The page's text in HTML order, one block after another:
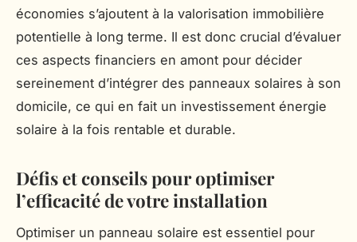
économies s’ajoutent à la valorisation immobilière
potentielle à long terme. Il est donc crucial d’évaluer
ces aspects financiers en amont pour décider
sereinement d’intégrer des panneaux solaires à son
domicile, ce qui en fait un investissement énergie
solaire à la fois rentable et durable.
Défis et conseils pour optimiser
l’efficacité de votre installation
Optimiser un panneau solaire est essentiel pour